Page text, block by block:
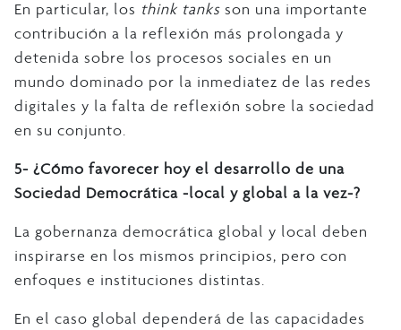
En particular, los think tanks son una importante
contribución a la reflexión más prolongada y
detenida sobre los procesos sociales en un
mundo dominado por la inmediatez de las redes
digitales y la falta de reflexión sobre la sociedad
en su conjunto.
5- ¿Cómo favorecer hoy el desarrollo de una
Sociedad Democrática -local y global a la vez-?
La gobernanza democrática global y local deben
inspirarse en los mismos principios, pero con
enfoques e instituciones distintas.
En el caso global dependerá de las capacidades